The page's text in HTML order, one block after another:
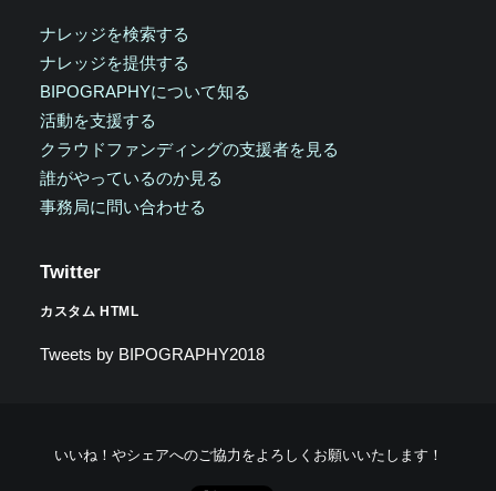
ナレッジを検索する
ナレッジを提供する
BIPOGRAPHYについて知る
活動を支援する
クラウドファンディングの支援者を見る
誰がやっているのか見る
事務局に問い合わせる
Twitter
カスタム HTML
Tweets by BIPOGRAPHY2018
いいね！やシェアへのご協力をよろしくお願いいたします！